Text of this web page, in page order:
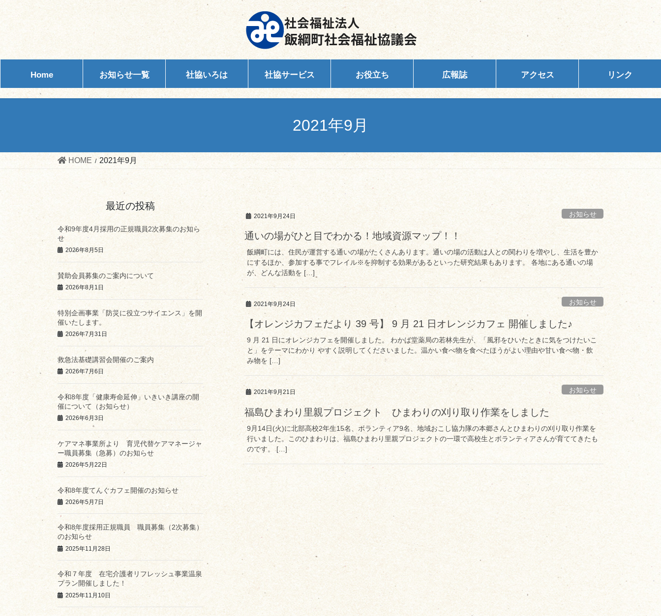
ツ
ス
キ
シ
ン
に
Home お知らせ一覧 社協いろは 社協サービス お役立ち 広報誌 アクセス リンク
2021年9月
HOME 2021年9月
2021年9月24日 お知らせ
通いの場がひと目でわかる！地域資源マップ！！
飯綱町には、住民が運営する通いの場がたくさんあります。通いの場の活動は人との関わりを増やし、生活を豊か
にするほか、参加する事でフレイル※を抑制する効果があるといった研究結果もあります。 各地にある通いの場
が、どんな活動を […]
2021年9月24日 お知らせ
【オレンジカフェだより 39 号】 9 月 21 日オレンジカフェ 開催しました♪
9 月 21 日にオレンジカフェを開催しました。 わかば堂薬局の若林先生が、「風邪をひいたときに気をつけたいこ
と」をテーマにわかり やすく説明してくださいました。温かい食べ物を食べたほうがよい理由や甘い食べ物・飲
み物を […]
2021年9月21日 お知らせ
福島ひまわり里親プロジェクト ひまわりの刈り取り作業をしました
9月14日(火)に北部高校2年生15名、ボランティア9名、地域おこし協力隊の本郷さんとひまわりの刈り取り作業を
行いました。このひまわりは、福島ひまわり里親プロジェクトの一環で高校生とボランティアさんが育ててきたも
のです。 […]
最近の投稿
令和9年度4月採用の正規職員2次募集のお知ら
せ
2026年8月5日
賛助会員募集のご案内について
2026年8月1日
特別企画事業「防災に役立つサイエンス」を開
催いたします。
2026年7月31日
救急法基礎講習会開催のご案内
2026年7月6日
令和8年度「健康寿命延伸」いきいき講座の開
催について（お知らせ）
2026年6月3日
ケアマネ事業所より 育児代替ケアマネージャ
ー職員募集（急募）のお知らせ
2026年5月22日
令和8年度てんぐカフェ開催のお知らせ
2026年5月7日
令和8年度採用正規職員 職員募集（2次募集）
のお知らせ
2025年11月28日
令和７年度 在宅介護者リフレッシュ事業温泉
プラン開催しました！
2025年11月10日